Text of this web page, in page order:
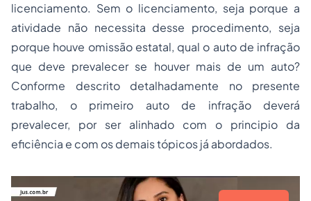
licenciamento. Sem o licenciamento, seja porque a
atividade não necessita desse procedimento, seja
porque houve omissão estatal, qual o auto de infração
que deve prevalecer se houver mais de um auto?
Conforme descrito detalhadamente no presente
trabalho, o primeiro auto de infração deverá
prevalecer, por ser alinhado com o principio da
eficiência e com os demais tópicos já abordados.